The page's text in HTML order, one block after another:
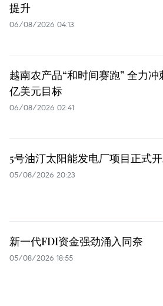
提升
06/08/2026 04:13
越南农产品“和时间赛跑” 全力冲
亿美元目标
06/08/2026 02:41
5号油汀太阳能发电厂项目正式
05/08/2026 20:23
新一代FDI资金强劲涌入同奈
05/08/2026 18:55